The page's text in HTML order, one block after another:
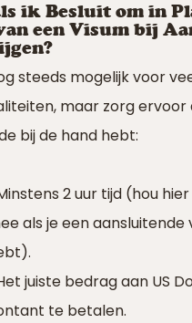
ik Besluit om in
een Visum bij
steeds mogelijk voor
maar zorg ervoor
bij de hand hebt:
2 uur tijd (hou
als je een aansluitende
juiste bedrag aan US
te betalen.